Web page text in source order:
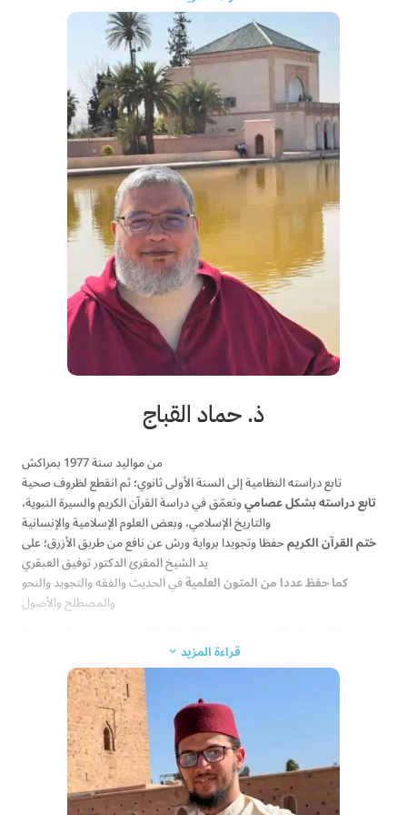
وهو حاصل على تزكيات: الإمامة، والخطابة، والوعظ والإرشاد، وحفظ القرآن
مارس الخطابة في عدد من مساجد مراكش وغيرها
ومنذ 1992: التحق بالتدريس في دور القرآن الكريم التابعة لجمعية الدعوة إلى
القرآن والسنة بمراكش؛ فدرّس في حلقاتها، وفي معاهدها العلمية
درّس في عدد من المدارس القرآنيةفي سيدي بنور وتارودانت، والتي
تخرج منها عدد من حفظة القرآن الكريم
كما قام بدورات علمية في عدد من مدن المغرب
أسس وترأس منذ 2012: “جمعية الهدى للثقافة والتنمية”
بحي الآفاق
بمراكش؛ والتي تعنى بتعليم علوم القرآن والسنة لجميع شرائح المجتمع عن
طريق حلقات ومحاضرات وندوات ودورات علمية
كما يعمل منذ يونيو 2020: أستاذا مدرسا ومستشارا إداريا
مجالس النور” لدراسة القرآن الكريم عن بعد
له عدد من المؤلفات التي طبع منها
الإسعافات الأولية في شرح متن الأجرومية
ضالة الطلاب في شرح نظم الزواوي لقواعد الإعراب
منة رب العرش شرح متن رسالة ورش للمتولي
تحقيق نظم الزواوي لقواعد الإعراب
تجويد المقال بشرح تحفة الأطفال للجمزوري
ذ. حماد القباج
من مواليد سنة 1977 بمراكش
تابع دراسته النظامية إلى السنة الأولى ثانوي؛ ثم انقطع لظروف صحية
تابع دراسته بشكل عصاميوتعمّق في دراسة القرآن الكريم والسيرة النبوية،
والتاريخ الإسلامي، وبعض العلوم الإسلامية والإنسانية
ختم القرآن الكريمحفظا وتجويدا برواية ورش عن نافع من طريق الأزرق؛ على
يد الشيخ المقرئ الدكتور توفيق العبقري
كما حفظ عددا من المتون العلميةفي الحديث والفقه والتجويد والنحو
والمصطلح والأصول
رحمه الله تعالى
العلامة محمد الصمدي (فقيه وخطيب، عضو الرابطة المحمدية للعلماء) (ت
2012) رحمه الله تعالى
الدكتور عبد الكريم الفيلالي (مؤرخ وسياسي) (ت 2013) رحمه الله تعالى
العلامة محمد الأمين بوخبزة (محدث ومؤرخ وأديب، داعية) (ت 2020) رحمه الله
قراءة المزيد 3